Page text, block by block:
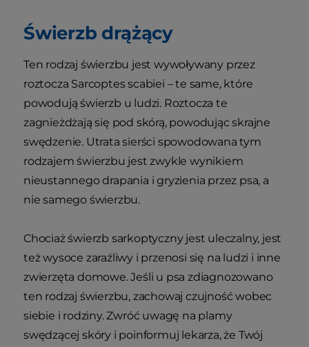
Świerzb drążący
Ten rodzaj świerzbu jest wywoływany przez
roztocza Sarcoptes scabiei – te same, które
powodują świerzb u ludzi. Roztocza te
zagnieżdżają się pod skórą, powodując skrajne
swędzenie. Utrata sierści spowodowana tym
rodzajem świerzbu jest zwykle wynikiem
nieustannego drapania i gryzienia przez psa, a
nie samego świerzbu.
Chociaż świerzb sarkoptyczny jest uleczalny, jest
też wysoce zaraźliwy i przenosi się na ludzi i inne
zwierzęta domowe. Jeśli u psa zdiagnozowano
ten rodzaj świerzbu, zachowaj czujność wobec
siebie i rodziny. Zwróć uwagę na plamy
swędzącej skóry i poinformuj lekarza, że Twój